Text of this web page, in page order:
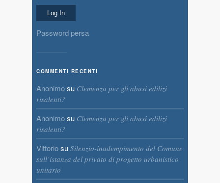
Password persa
COMMENTI RECENTI
Anonimosu Clemenza per gli abusi edilizi
risalenti?
Anonimosu Clemenza per gli abusi edilizi
risalenti?
Vittoriosu Silenzio-inadempimento del Comune
sull’istanza del privato di progetto urbanistico
unitario